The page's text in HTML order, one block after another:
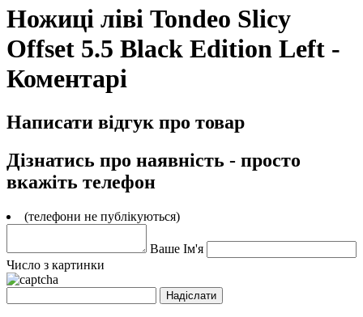
Ножиці ліві Tondeo Slicy
Offset 5.5 Black Edition Left -
Коментарі
Написати відгук про товар
Дізнатись про наявність - просто
вкажіть телефон
(телефони не публікуються)
Ваше Ім'я
Число з картинки